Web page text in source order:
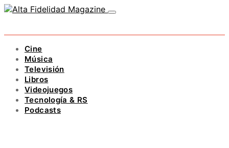
Cine
Música
Televisión
Libros
Videojuegos
Tecnología & RS
Podcasts